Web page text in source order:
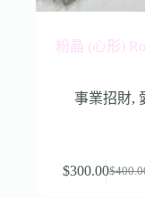
粉晶 (心形)
事業招財,
$
$300.00